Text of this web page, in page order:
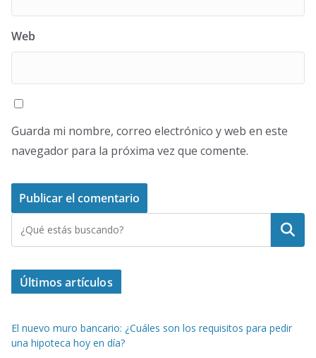
Web
Guarda mi nombre, correo electrónico y web en este
navegador para la próxima vez que comente.
Buscar
Últimos artículos
El nuevo muro bancario: ¿Cuáles son los requisitos para pedir
una hipoteca hoy en día?